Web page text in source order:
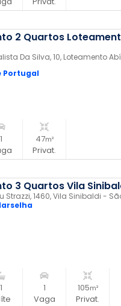
2 Quartos
Da Silva, 10, Loteamento
Portugal
1 47m²
Privat.
3 Quartos Vila
Strazzi, 1460, Vila Sinibaldi -
1 1
Vaga
105m²
Privat.